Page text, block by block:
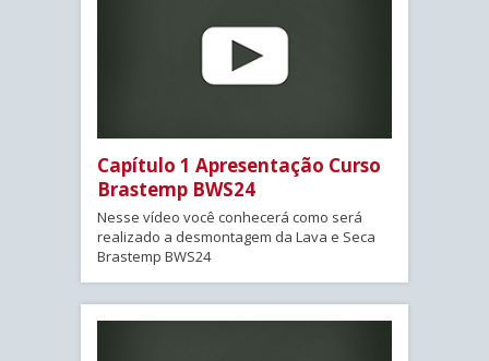
Capítulo 1 Apresentação Curso
Brastemp BWS24
Nesse vídeo você conhecerá como será
realizado a desmontagem da Lava e Seca
Brastemp BWS24